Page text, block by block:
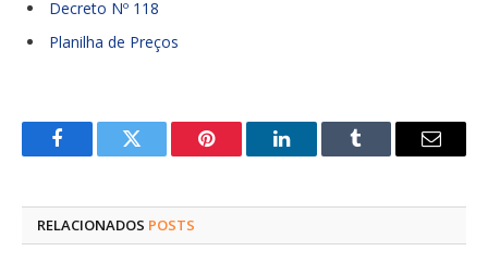
Decreto Nº 118
Planilha de Preços
FacebookTwitter Pinterest LinkedInTumblr
E-
RELACIONADOS POSTS